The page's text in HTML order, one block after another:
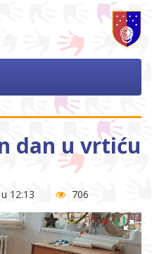
dan u vrtiću
12:13 706